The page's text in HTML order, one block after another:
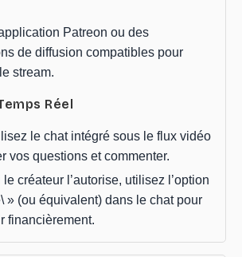
Patreon ou des
de diffusion compatibles pour
stream.
Réel
le chat intégré sous le flux vidéo
vos questions et commenter.
le créateur l’autorise, utilisez l’option
» (ou équivalent) dans le chat pour
financièrement.